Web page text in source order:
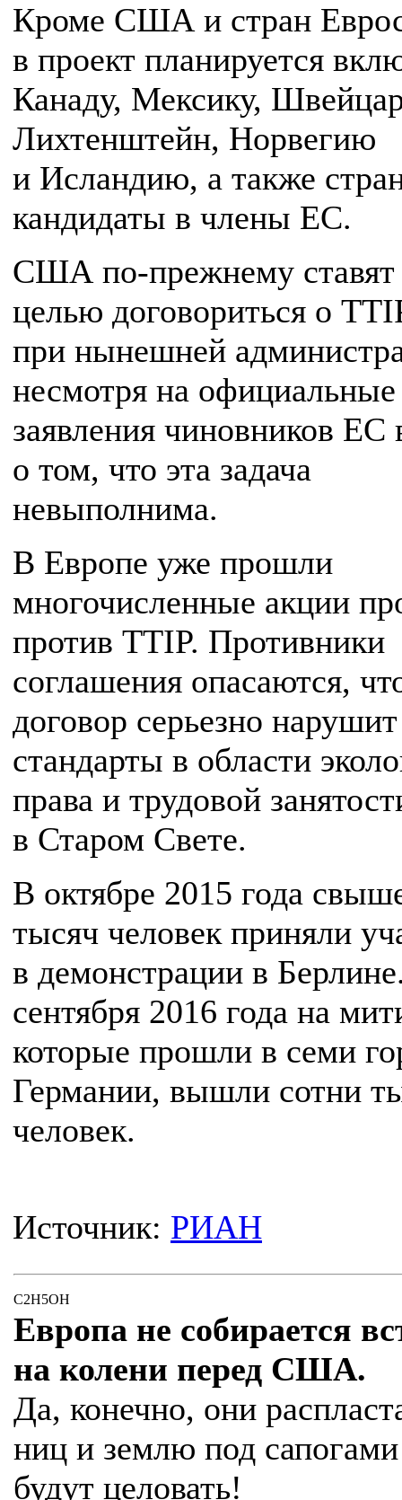
Кроме США и стран
в проект планируется
Канаду, Мексику,
Лихтенштейн, Норвегию
и Исландию, а также
кандидаты в члены ЕС.
США по-прежнему ставят
целью договориться о
при нынешней
несмотря на официальные
заявления чиновников ЕС
о том, что эта задача
невыполнима.
В Европе уже прошли
многочисленные акции
против TTIP. Противники
соглашения опасаются,
договор серьезно нарушит
стандарты в области
права и трудовой
в Старом Свете.
В октябре 2015 года
тысяч человек приняли
в демонстрации в
сентября 2016 года на
которые прошли в семи
Германии, вышли сотни
человек.
Источник: РИАН
C2H5OH
Европа не собирается
на колени перед США.
Да, конечно, они
ниц и землю под
будут целовать!